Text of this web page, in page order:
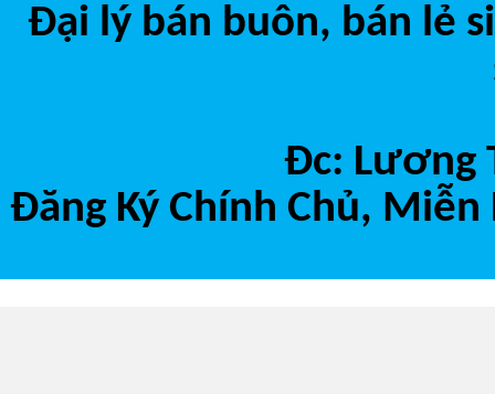
Đại lý bán buôn, bán lẻ
Đc: Lương
Đăng Ký Chính Chủ, Miễn